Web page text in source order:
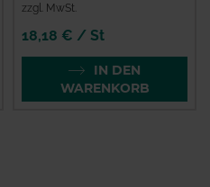
zzgl. MwSt.
18,18 € / St
IN DEN
WARENKORB